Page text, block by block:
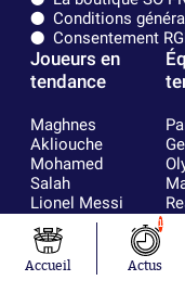
Conditions
Consentement
Joueurs en
tendance
Maghnes
Akliouche
Mohamed
Salah
Lionel Messi
Ferrán Torres
Kilian Corredor
Franco
Mastantuono
Accueil
1
Actus